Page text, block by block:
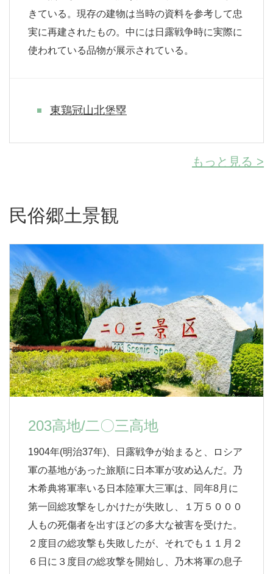
きている。現存の建物は当時の資料を参考して忠
実に再建されたもの。中には日露戦争時に実際に
使われている品物が展示されている。
東鶏冠山北堡塁
もっと見る >
民俗郷土景観
203高地/二〇三高地
1904年(明治37年)、日露戦争が始まると、ロシア
軍の基地があった旅順に日本軍が攻め込んだ。乃
木希典将軍率いる日本陸軍大三軍は、同年8月に
第一回総攻撃をしかけたが失敗し、１万５０００
人もの死傷者を出すほどの多大な被害を受けた。
２度目の総攻撃も失敗したが、それでも１１月２
６日に３度目の総攻撃を開始し、乃木将軍の息子